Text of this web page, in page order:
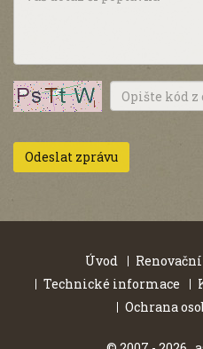
Úvod
Technické informace
Ochrana